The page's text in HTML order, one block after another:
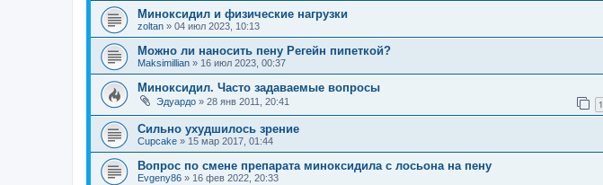
Миноксидил и физические нагрузки
zoltan » 04 июл 2023, 10:13
Можно ли наносить пену Регейн пипеткой?
Maksimillian » 16 июл 2023, 00:37
Миноксидил. Часто задаваемые вопросы
Эдуардо » 28 янв 2011, 20:41 1
Сильно ухудшилось зрение
Cupcake » 15 мар 2017, 01:44
Вопрос по смене препарата миноксидила с лосьона на пену
Evgeny86 » 16 фев 2022, 20:33